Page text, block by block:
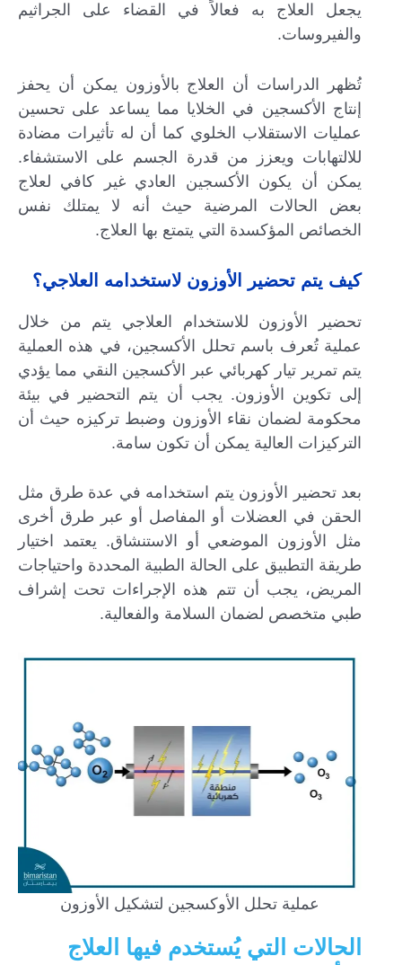
يجعل العلاج به فعالاً في القضاء على الجراثيم
والفيروسات.
تُظهر الدراسات أن العلاج بالأوزون يمكن أن يحفز
إنتاج الأكسجين في الخلايا مما يساعد على تحسين
عمليات الاستقلاب الخلوي كما أن له تأثيرات مضادة
للالتهابات ويعزز من قدرة الجسم على الاستشفاء.
يمكن أن يكون الأكسجين العادي غير كافي لعلاج
بعض الحالات المرضية حيث أنه لا يمتلك نفس
الخصائص المؤكسدة التي يتمتع بها العلاج.
كيف يتم تحضير الأوزون لاستخدامه العلاجي؟
تحضير الأوزون للاستخدام العلاجي يتم من خلال
عملية تُعرف باسم تحلل الأكسجين، في هذه العملية
يتم تمرير تيار كهربائي عبر الأكسجين النقي مما يؤدي
إلى تكوين الأوزون. يجب أن يتم التحضير في بيئة
محكومة لضمان نقاء الأوزون وضبط تركيزه حيث أن
التركيزات العالية يمكن أن تكون سامة.
بعد تحضير الأوزون يتم استخدامه في عدة طرق مثل
الحقن في العضلات أو المفاصل أو عبر طرق أخرى
مثل الأوزون الموضعي أو الاستنشاق. يعتمد اختيار
طريقة التطبيق على الحالة الطبية المحددة واحتياجات
المريض، يجب أن تتم هذه الإجراءات تحت إشراف
طبي متخصص لضمان السلامة والفعالية.
عملية تحلل الأوكسجين لتشكيل الأوزون
الحالات التي يُستخدم فيها العلاج